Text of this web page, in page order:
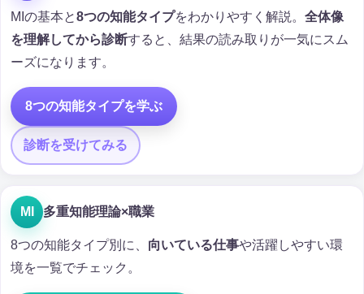
MIの基本と8つの知能タイプをわかりやすく解説。 全体像
を理解してから診断すると、結果の読み取りが一気にスム
ーズになります。
8つの知能タイプを学ぶ
診断を受けてみる
MI 多重知能理論×職業
8つの知能タイプ別に、 向いている仕事や活躍しやすい環
境を一覧でチェック。